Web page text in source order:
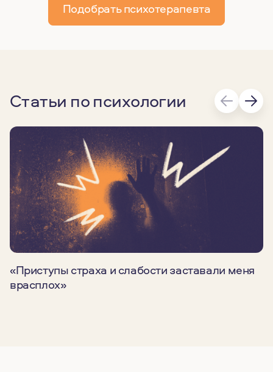
Подобрать психотерапевта
Статьи по психологии
«Приступы страха и слабости заставали меня
врасплох»